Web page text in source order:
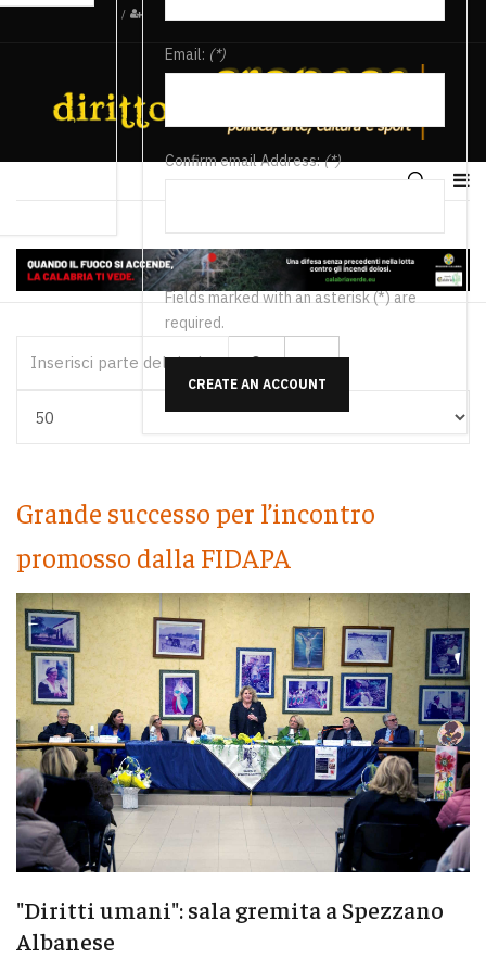
/
Email: (*)
Confirm email Address:(*)
Fields marked with an asterisk (*) are
required.
CREATE AN ACCOUNT
Grande successo per l’incontro
promosso dalla FIDAPA
"Diritti umani": sala gremita a Spezzano
Albanese